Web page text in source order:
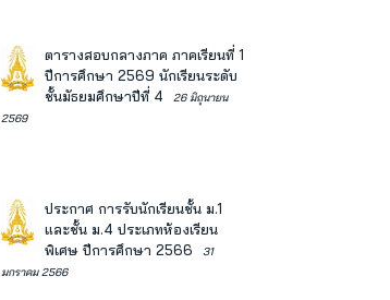
ตารางสอบกลางภาค ภาคเรียนที่ 1
ปีการศึกษา 2569 นักเรียนระดับ
ชั้นมัธยมศึกษาปีที่ 4
26 มิถุนายน
2569
ประกาศ การรับนักเรียนชั้น ม.1
และชั้น ม.4 ประเภทห้องเรียน
พิเศษ ปีการศึกษา 2566
31
มกราคม 2566